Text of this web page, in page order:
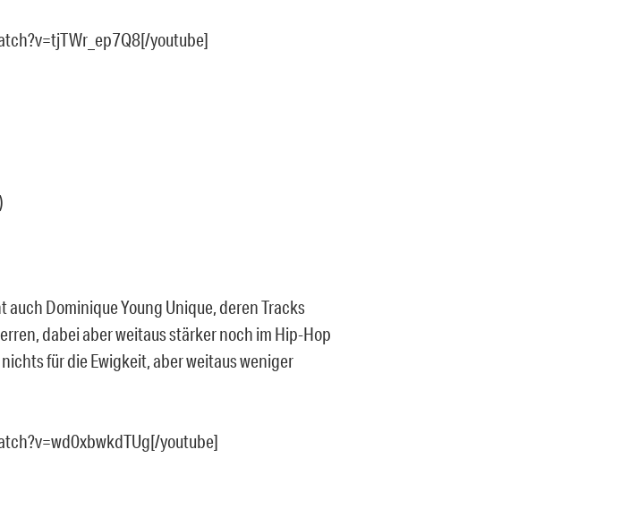
youtube]
)
Dominique Young Unique, deren Tracks
dabei aber weitaus stärker noch im Hip-Hop
für die Ewigkeit, aber weitaus weniger
youtube]